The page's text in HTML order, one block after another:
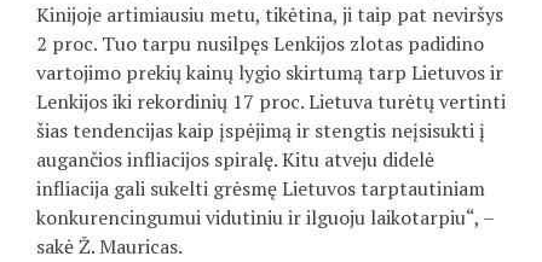
Kinijoje artimiausiu metu, tikėtina, ji taip pat neviršys
2 proc. Tuo tarpu nusilpęs Lenkijos zlotas padidino
vartojimo prekių kainų lygio skirtumą tarp Lietuvos ir
Lenkijos iki rekordinių 17 proc. Lietuva turėtų vertinti
šias tendencijas kaip įspėjimą ir stengtis neįsisukti į
augančios infliacijos spiralę. Kitu atveju didelė
infliacija gali sukelti grėsmę Lietuvos tarptautiniam
konkurencingumui vidutiniu ir ilguoju laikotarpiu“, –
sakė Ž. Mauricas.